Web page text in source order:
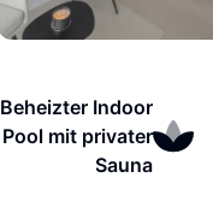
Beheizter Indoor
Pool mit privater
Sauna